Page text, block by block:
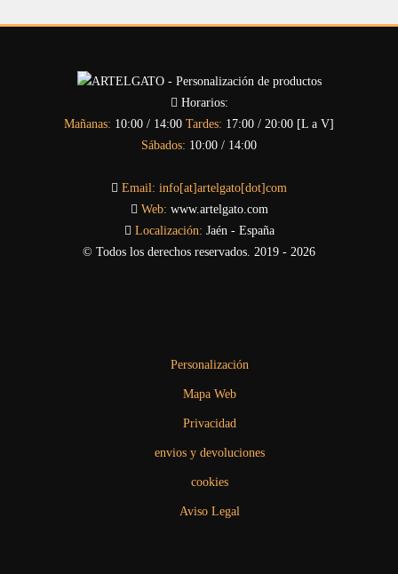
Horarios:
Mañanas: 10:00 / 14:00 Tardes: 17:00 / 20:00 [L a V]
Sábados: 10:00 / 14:00
Email: info[at]artelgato[dot]com
Web: www.artelgato.com
Localización: Jaén - España
© Todos los derechos reservados. 2019 - 2026
Personalización
Mapa Web
Privacidad
envios y devoluciones
cookies
Aviso Legal